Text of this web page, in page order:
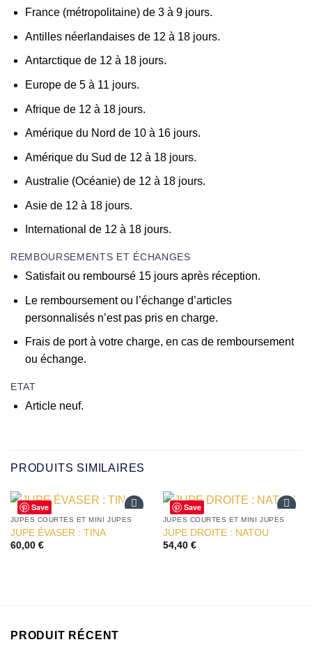
France (métropolitaine) de 3 à 9 jours.
Antilles néerlandaises de 12 à 18 jours.
Antarctique de 12 à 18 jours.
Europe de 5 à 11 jours.
Afrique de 12 à 18 jours.
Amérique du Nord de 10 à 16 jours.
Amérique du Sud de 12 à 18 jours.
Australie (Océanie) de 12 à 18 jours.
Asie de 12 à 18 jours.
International de 12 à 18 jours.
REMBOURSEMENTS ET ÉCHANGES
Satisfait ou remboursé 15 jours après réception.
Le remboursement ou l’échange d’articles
personnalisés n’est pas pris en charge.
Frais de port à votre charge, en cas de remboursement
ou échange.
ETAT
Article neuf.
PRODUITS SIMILAIRES
Save
JUPES COURTES ET MINI JUPES
JUPE ÉVASER : TINA
60,00 €
Save
à la liste
JUPES COURTES ET MINI JUPES
JUPE DROITE : NATOU
54,40 €
PRODUIT RÉCENT